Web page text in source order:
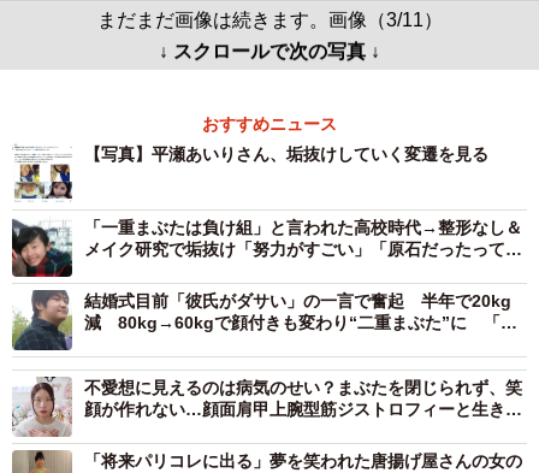
まだまだ画像は続きます。画像（3/11）
↓ スクロールで次の写真 ↓
おすすめニュース
【写真】平瀬あいりさん、垢抜けしていく変遷を見る
「一重まぶたは負け組」と言われた高校時代→整形なし＆
メイク研究で垢抜け「努力がすごい」「原石だったってこ
結婚式目前「彼氏がダサい」の一言で奮起 半年で20kg
減 80kg→60kgで顔付きも変わり“二重まぶた”に 「整
不愛想に見えるのは病気のせい？まぶたを閉じられず、笑
顔が作れない…顔面肩甲上腕型筋ジストロフィーと生きる
「将来パリコレに出る」夢を笑われた唐揚げ屋さんの女の